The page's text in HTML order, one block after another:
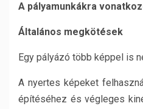
A pályamunkákra
Általános megkötések
Egy pályázó több képpel is
A nyertes képeket
építéséhez és végleges